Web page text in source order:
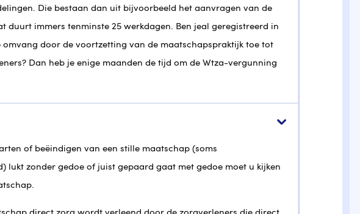
Die bestaan dan uit bijvoorbeeld het aanvragen van de
duurt immers tenminste 25 werkdagen. Ben jeal geregistreerd in
omvang door de voortzetting van de maatschapspraktijk toe tot
Dan heb je enige maanden de tijd om de Wtza-vergunning
of beëindigen van een stille maatschap (soms
lukt zonder gedoe of juist gepaard gaat met gedoe moet u kijken